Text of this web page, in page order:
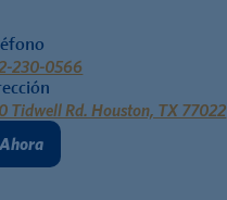
230-0566
Tidwell Rd. Houston, TX 77022